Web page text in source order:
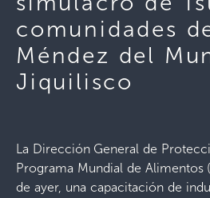
comunidades
Méndez del
Jiquilisco
La Dirección General de
Programa Mundial de Alimentos
de ayer, una capacitación de